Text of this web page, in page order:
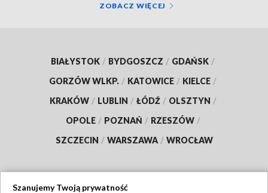
ZOBACZ WIĘCEJ
BIAŁYSTOK / BYDGOSZCZ / GDAŃSK /
GORZÓW WLKP. / KATOWICE / KIELCE /
KRAKÓW / LUBLIN / ŁÓDŹ / OLSZTYN /
OPOLE / POZNAŃ / RZESZÓW /
SZCZECIN / WARSZAWA / WROCŁAW
Szanujemy Twoją prywatność